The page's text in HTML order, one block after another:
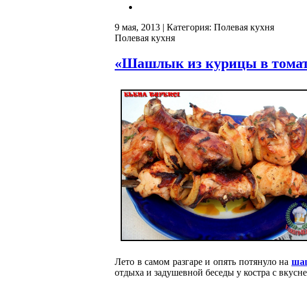
9 мая, 2013 | Категория: Полевая кухня
Полевая кухня
«Шашлык из курицы в
Лето в самом разгаре и опять потянуло на
отдыха и задушевной беседы у костра с